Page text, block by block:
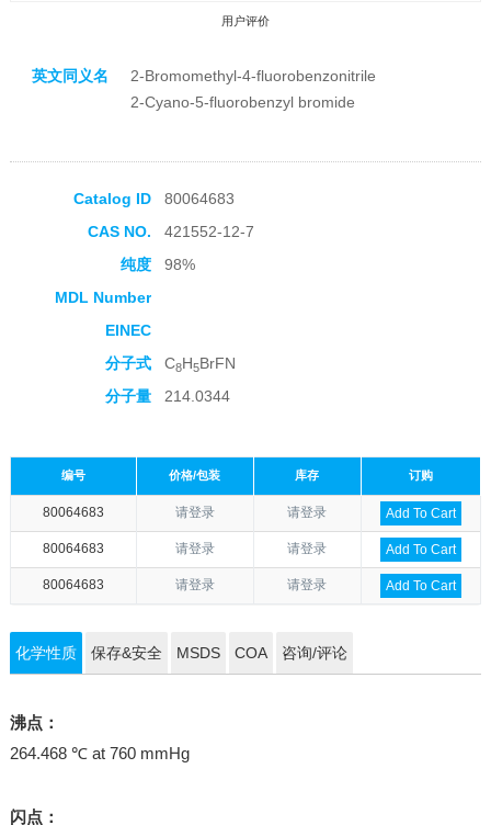
用户评价
英文同义名
2-Bromomethyl-4-fluorobenzonitrile
2-Cyano-5-fluorobenzyl bromide
Catalog ID
80064683
CAS NO.
421552-12-7
纯度
98%
MDL Number
EINEC
分子式
C8H5BrFN
分子量
214.0344
编号 价格/包装 库存 订购
80064683 请登录 请登录 Add To Cart
80064683 请登录 请登录 Add To Cart
80064683 请登录 请登录 Add To Cart
化学性质 保存&安全 MSDS COA 咨询/评论
沸点：
264.468 ℃ at 760 mmHg
闪点：